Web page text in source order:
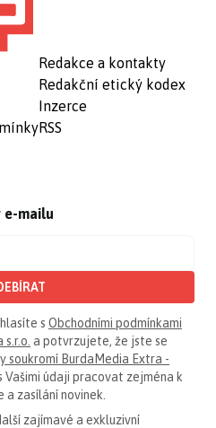
Redakce a kontakty
Redakční etický kodex
Inzerce
RSS
e-mailu
s Obchodními podmínkami
a potvrzujete, že jste se
soukromí BurdaMedia Extra -
Vašimi údaji pracovat zejména k
zasílání novinek.
zajímavé a exkluzivní